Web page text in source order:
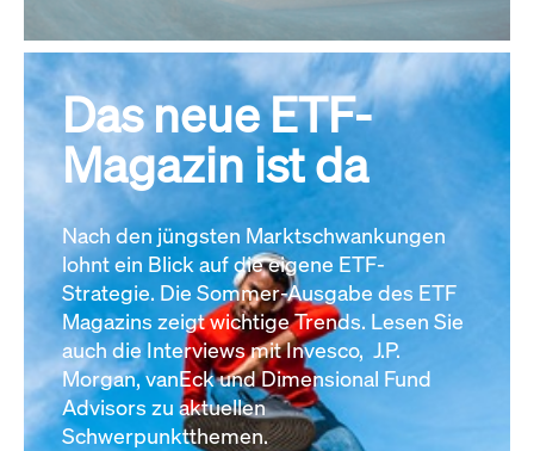
Alle Events
Das neue ETF-
Magazin ist da
Nach den jüngsten Marktschwankungen
lohnt ein Blick auf die eigene ETF-
Strategie. Die Sommer-Ausgabe des ETF
Magazins zeigt wichtige Trends. Lesen Sie
auch die Interviews mit Invesco, J.P.
Morgan, vanEck und Dimensional Fund
Advisors zu aktuellen
Schwerpunktthemen.